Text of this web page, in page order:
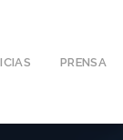
PRENSA